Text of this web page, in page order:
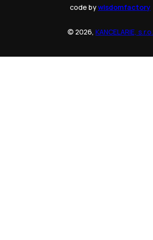
code bywisdomfactory
© 2026, KANCELARIE, s.r.o.